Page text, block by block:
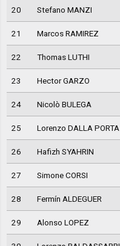
20 Stefano MANZI
21 Marcos RAMIREZ
22 Thomas LUTHI
23 Hector GARZO
24 Nicolò BULEGA
25 Lorenzo DALLA PORTA
26 Hafizh SYAHRIN
27 Simone CORSI
28 Fermín ALDEGUER
29 Alonso LOPEZ